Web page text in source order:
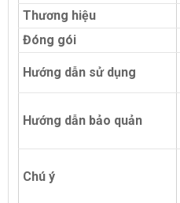
Thương hiệu
Đóng gói
Hướng dẫn sử dụng
Hướng dẫn bảo quản
Chú ý